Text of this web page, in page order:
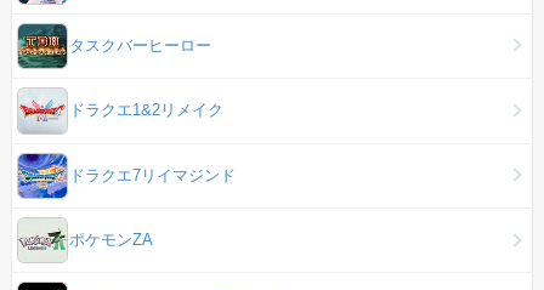
タスクバーヒーロー
ドラクエ1&2リメイク
ドラクエ7リイマジンド
ポケモンZA